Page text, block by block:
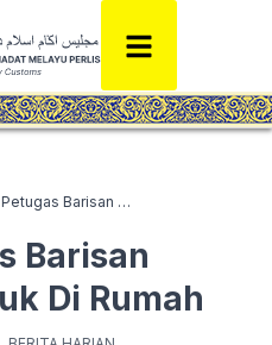
Hargai Petugas Barisan Hadapan, Duduk Di Rumah
Barisan
Di Rumah